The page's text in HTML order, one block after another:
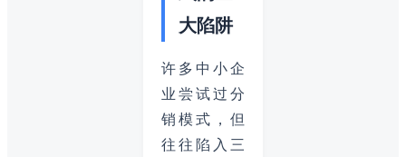
大陷阱
许多中小企
业尝试过分
销模式，但
往往陷入三